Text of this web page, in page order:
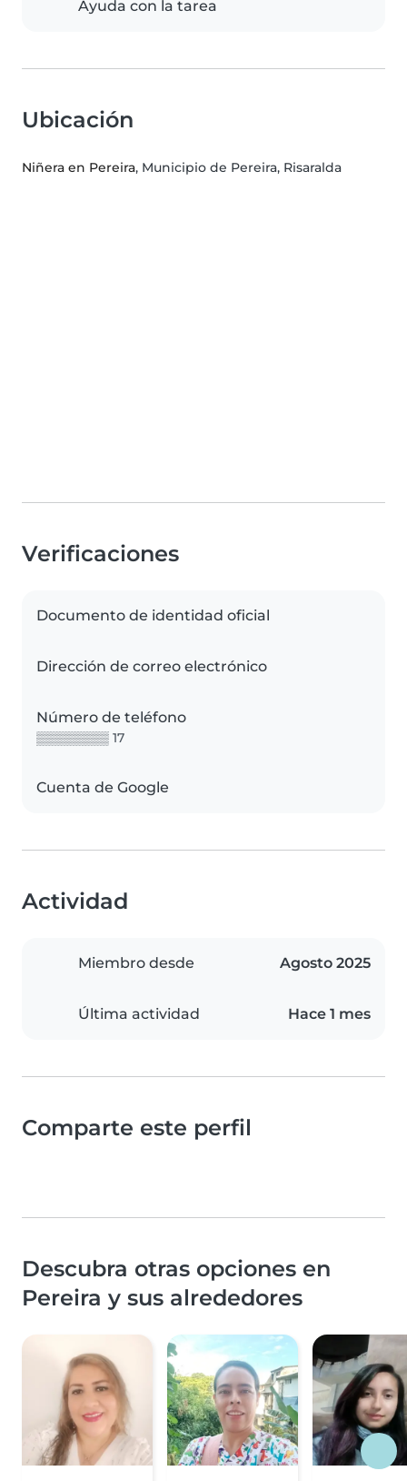
Ayuda con la tarea
Ubicación
Niñera en Pereira, Municipio de Pereira, Risaralda
Verificaciones
Documento de identidad oficial
Dirección de correo electrónico
Número de teléfono
▒▒▒▒▒▒▒▒ 17
Cuenta de Google
Actividad
Miembro desde Agosto 2025
Última actividad Hace 1 mes
Comparte este perfil
Descubra otras opciones en
Pereira y sus alrededores